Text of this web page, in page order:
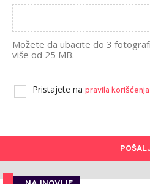
Možete da ubacite do 3
više od 25 MB.
Pristajete na pravila korišćenja